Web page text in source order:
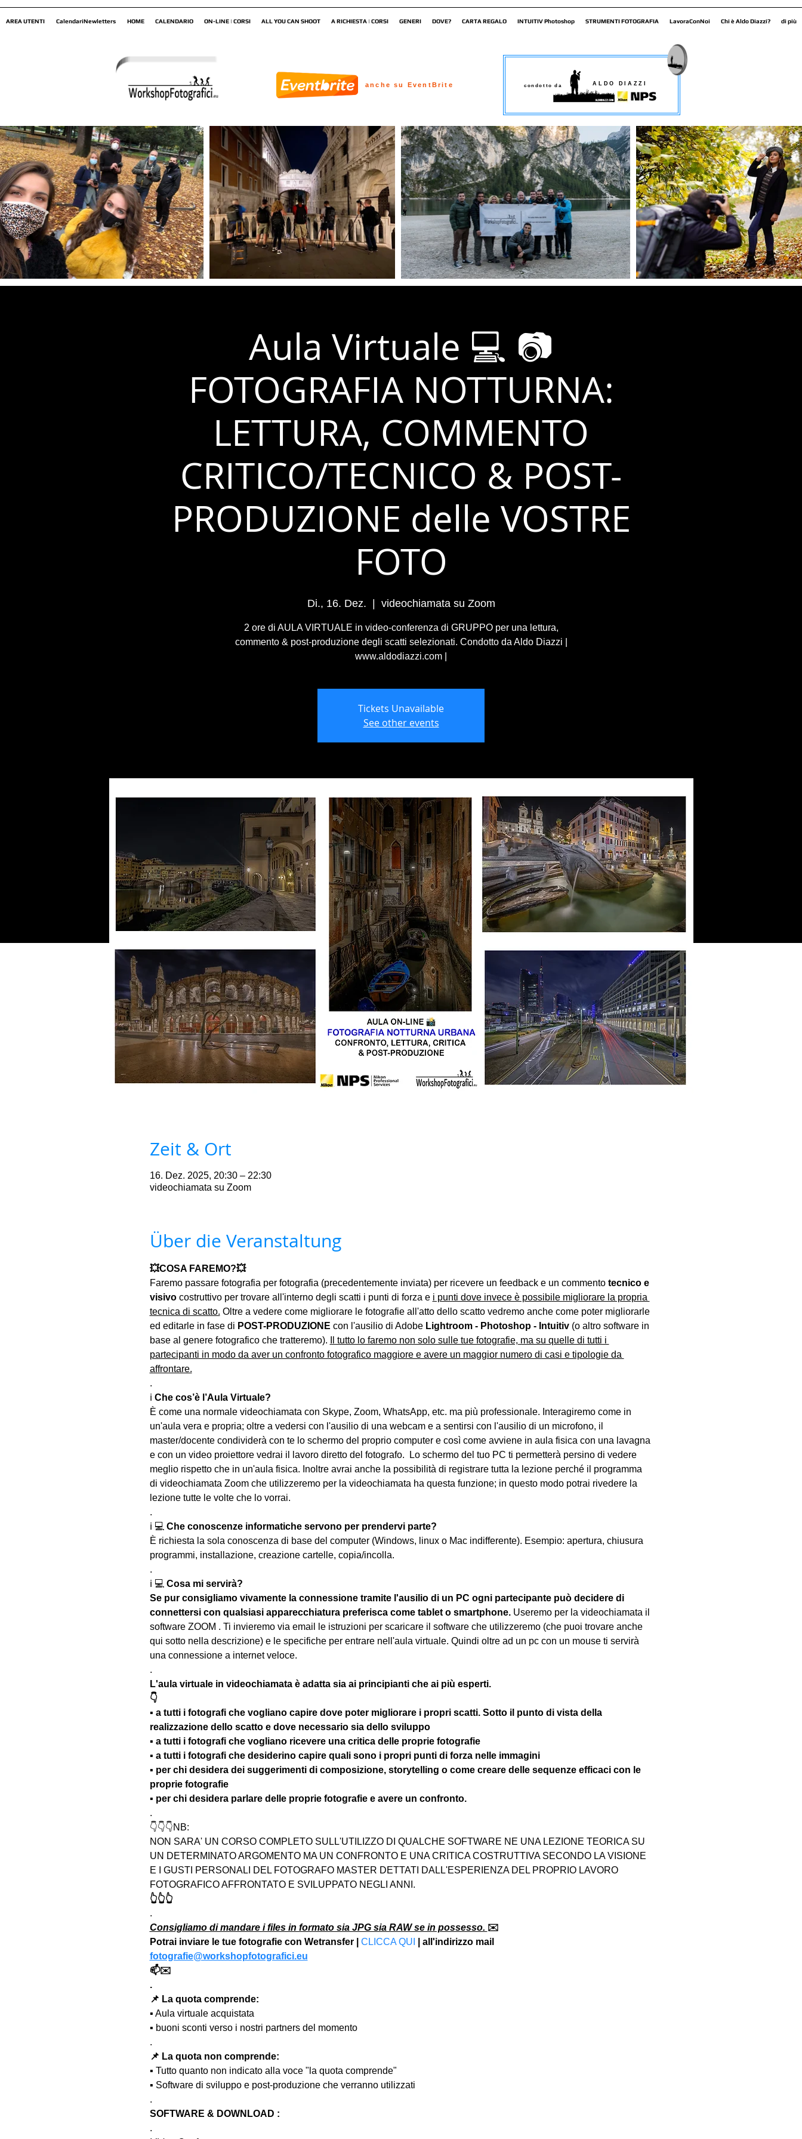
AREA UTENTI CalendariNewletters HOME CALENDARIO ON-LINE | CORSI ALL YOU CAN SHOOT A RICHIESTA | CORSI GENERI DOVE? CARTA REGALO INTUITIV Photoshop STRUMENTI FOTOGRAFIA LavoraConNoi Chi è Aldo Diazzi? di più
Aula Virtuale 💻 📷
FOTOGRAFIA NOTTURNA:
LETTURA, COMMENTO
CRITICO/TECNICO & POST-
PRODUZIONE delle VOSTRE
FOTO
Di., 16. Dez. videochiamata su Zoom
2 ore di AULA VIRTUALE in video-conferenza di GRUPPO per una lettura,
commento & post-produzione degli scatti selezionati. Condotto da Aldo Diazzi |
www.aldodiazzi.com |
Tickets Unavailable
See other events
Zeit & Ort
16. Dez. 2025, 20:30 – 22:30
videochiamata su Zoom
Über die Veranstaltung
💥COSA FAREMO?💥
Faremo passare fotografia per fotografia (precedentemente inviata) per ricevere un feedback e un commento tecnico e
visivo costruttivo per trovare all'interno degli scatti i punti di forza e i punti dove invece è possibile migliorare la propria
tecnica di scatto. Oltre a vedere come migliorare le fotografie all'atto dello scatto vedremo anche come poter migliorarle
ed editarle in fase di POST-PRODUZIONE con l'ausilio di Adobe Lightroom - Photoshop - Intuitiv (o altro software in
base al genere fotografico che tratteremo).
Il tutto lo faremo non solo sulle tue fotografie, ma su quelle di tutti i
partecipanti in modo da aver un confronto fotografico maggiore e avere un maggior numero di casi e tipologie da
affrontare.
.
ℹ Che cos’è l’Aula Virtuale?
È come una normale videochiamata con Skype, Zoom, WhatsApp, etc. ma più professionale. Interagiremo come in
un'aula vera e propria; oltre a vedersi con l'ausilio di una webcam e a sentirsi con l'ausilio di un microfono, il
master/docente condividerà con te lo schermo del proprio computer e così come avviene in aula fisica con una lavagna
e con un video proiettore vedrai il lavoro diretto del fotografo.  Lo schermo del tuo PC ti permetterà persino di vedere
meglio rispetto che in un'aula fisica. Inoltre avrai anche la possibilità di registrare tutta la lezione perché il programma
di videochiamata Zoom che utilizzeremo per la videochiamata ha questa funzione; in questo modo potrai rivedere la
lezione tutte le volte che lo vorrai.
.
ℹ 💻 Che conoscenze informatiche servono per prendervi parte?
È richiesta la sola conoscenza di base del computer (Windows, linux o Mac indifferente). Esempio: apertura, chiusura
programmi, installazione, creazione cartelle, copia/incolla.
.
ℹ 💻 Cosa mi servirà?
Se pur consigliamo vivamente la connessione tramite l'ausilio di un PC ogni partecipante può decidere di
connettersi con qualsiasi apparecchiatura preferisca come tablet o smartphone. Useremo per la videochiamata il
software ZOOM . Ti invieremo via email le istruzioni per scaricare il software che utilizzeremo (che puoi trovare anche
qui sotto nella descrizione) e le specifiche per entrare nell'aula virtuale. Quindi oltre ad un pc con un mouse ti servirà
una connessione a internet veloce.
.
L'aula virtuale in videochiamata è adatta sia ai principianti che ai più esperti.
👇
▪️ a tutti i fotografi che vogliano capire dove poter migliorare i propri scatti. Sotto il punto di vista della
realizzazione dello scatto e dove necessario sia dello sviluppo
▪️ a tutti i fotografi che vogliano ricevere una critica delle proprie fotografie
▪️ a tutti i fotografi che desiderino capire quali sono i propri punti di forza nelle immagini
▪️ per chi desidera dei suggerimenti di composizione, storytelling o come creare delle sequenze efficaci con le
proprie fotografie
▪️ per chi desidera parlare delle proprie fotografie e avere un confronto.
.
👇👇👇NB:
NON SARA' UN CORSO COMPLETO SULL'UTILIZZO DI QUALCHE SOFTWARE NE UNA LEZIONE TEORICA SU
UN DETERMINATO ARGOMENTO MA UN CONFRONTO E UNA CRITICA COSTRUTTIVA SECONDO LA VISIONE
E I GUSTI PERSONALI DEL FOTOGRAFO MASTER DETTATI DALL'ESPERIENZA DEL PROPRIO LAVORO
FOTOGRAFICO AFFRONTATO E SVILUPPATO NEGLI ANNI.
👆👆👆
.
Consigliamo di mandare i files in formato sia JPG sia RAW se in possesso. ✉️
Potrai inviare le tue fotografie con Wetransfer | CLICCA QUI
| all'indirizzo mail
fotografie@workshopfotografici.eu
📫✉️
.
📌 La quota comprende:
▪️ Aula virtuale acquistata
▪️ buoni sconti verso i nostri partners del momento
.
📌 La quota non comprende:
▪️ Tutto quanto non indicato alla voce "la quota comprende"
▪️ Software di sviluppo e post-produzione che verranno utilizzati
.
SOFTWARE & DOWNLOAD :
.
condotto da ALDO DIAZZI
anche su EventBrite